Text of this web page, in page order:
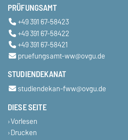
PRÜFUNGSAMT
+49 391 67-58423
+49 391 67-58422
+49 391 67-58421
pruefungsamt-ww@ovgu.de
STUDIENDEKANAT
studiendekan-fww@ovgu.de
DIESE SEITE
Vorlesen
Drucken